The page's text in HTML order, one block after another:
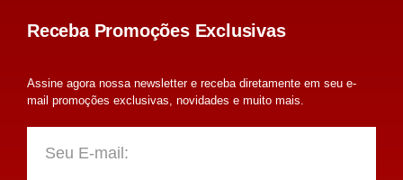
Receba Promoções Exclusivas
Assine agora nossa newsletter e receba diretamente em seu e-
mail promoções exclusivas, novidades e muito mais.